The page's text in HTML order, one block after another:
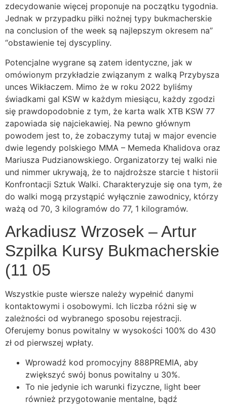
zdecydowanie więcej proponuje na początku tygodnia.
Jednak w przypadku piłki nożnej typy bukmacherskie
na conclusion of the week są najlepszym okresem na”
“obstawienie tej dyscypliny.
Potencjalne wygrane są zatem identyczne, jak w
omówionym przykładzie związanym z walką Przybysza
unces Wikłaczem. Mimo że w roku 2022 byliśmy
świadkami gal KSW w każdym miesiącu, każdy zgodzi
się prawdopodobnie z tym, że karta walk XTB KSW 77
zapowiada się najciekawiej. Na pewno głównym
powodem jest to, że zobaczymy tutaj w major evencie
dwie legendy polskiego MMA – Memeda Khalidova oraz
Mariusza Pudzianowskiego. Organizatorzy tej walki nie
und nimmer ukrywają, że to najdroższe starcie t historii
Konfrontacji Sztuk Walki. Charakteryzuje się ona tym, że
do walki mogą przystąpić wyłącznie zawodnicy, którzy
ważą od 70, 3 kilogramów do 77, 1 kilogramów.
Arkadiusz Wrzosek – Artur
Szpilka Kursy Bukmacherskie
(11 05
Wszystkie puste wiersze należy wypełnić danymi
kontaktowymi i osobowymi. Ich liczba różni się w
zależności od wybranego sposobu rejestracji.
Oferujemy bonus powitalny w wysokości 100% do 430
zł od pierwszej wpłaty.
Wprowadź kod promocyjny 888PREMIA, aby
zwiększyć swój bonus powitalny u 30%.
To nie jedynie ich warunki fizyczne, light beer
również przygotowanie mentalne, bądź